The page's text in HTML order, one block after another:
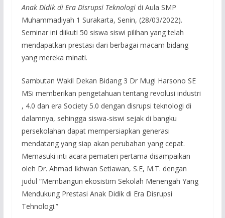
Anak Didik di Era Disrupsi Teknologidi Aula SMP
Muhammadiyah 1 Surakarta, Senin, (28/03/2022).
Seminar ini diikuti 50 siswa siswi pilihan yang telah
mendapatkan prestasi dari berbagai macam bidang
yang mereka minati.
Sambutan Wakil Dekan Bidang 3 Dr Mugi Harsono SE
MSi memberikan pengetahuan tentang revolusi industri
, 4.0 dan era Society 5.0 dengan disrupsi teknologi di
dalamnya, sehingga siswa-siswi sejak di bangku
persekolahan dapat mempersiapkan generasi
mendatang yang siap akan perubahan yang cepat.
Memasuki inti acara pemateri pertama disampaikan
oleh Dr. Ahmad Ikhwan Setiawan, S.E, M.T. dengan
judul “Membangun ekosistim Sekolah Menengah Yang
Mendukung Prestasi Anak Didik di Era Disrupsi
Tehnologi.”